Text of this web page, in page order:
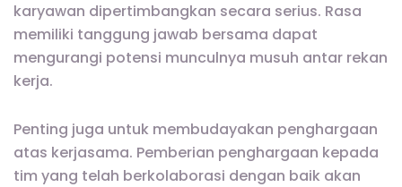
karyawan dipertimbangkan secara serius. Rasa
memiliki tanggung jawab bersama dapat
mengurangi potensi munculnya musuh antar rekan
kerja.
Penting juga untuk membudayakan penghargaan
atas kerjasama. Pemberian penghargaan kepada
tim yang telah berkolaborasi dengan baik akan